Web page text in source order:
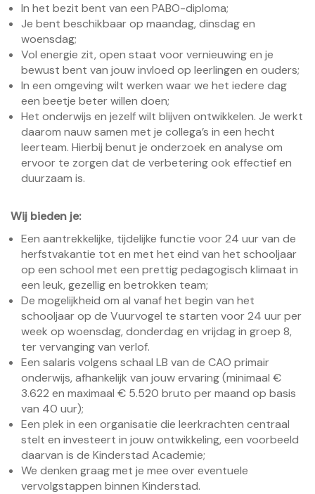
In het bezit bent van een PABO-diploma;
Je bent beschikbaar op maandag, dinsdag en
woensdag;
Vol energie zit, open staat voor vernieuwing en je
bewust bent van jouw invloed op leerlingen en ouders;
In een omgeving wilt werken waar we het iedere dag
een beetje beter willen doen;
Het onderwijs en jezelf wilt blijven ontwikkelen. Je werkt
daarom nauw samen met je collega’s in een hecht
leerteam. Hierbij benut je onderzoek en analyse om
ervoor te zorgen dat de verbetering ook effectief en
duurzaam is.
Wij bieden je:
Een aantrekkelijke, tijdelijke functie voor 24 uur van de
herfstvakantie tot en met het eind van het schooljaar
op een school met een prettig pedagogisch klimaat in
een leuk, gezellig en betrokken team;
De mogelijkheid om al vanaf het begin van het
schooljaar op de Vuurvogel te starten voor 24 uur per
week op woensdag, donderdag en vrijdag in groep 8,
ter vervanging van verlof.
Een salaris volgens schaal LB van de CAO primair
onderwijs, afhankelijk van jouw ervaring (minimaal €
3.622 en maximaal € 5.520 bruto per maand op basis
van 40 uur);
Een plek in een organisatie die leerkrachten centraal
stelt en investeert in jouw ontwikkeling, een voorbeeld
daarvan is de Kinderstad Academie;
We denken graag met je mee over eventuele
vervolgstappen binnen Kinderstad.